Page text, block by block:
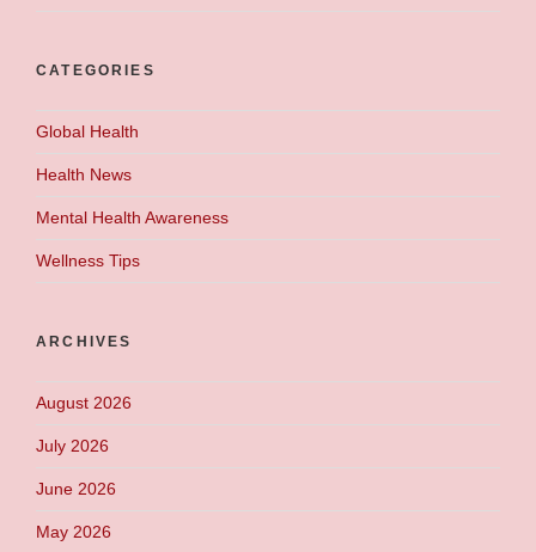
CATEGORIES
Global Health
Health News
Mental Health Awareness
Wellness Tips
ARCHIVES
August 2026
July 2026
June 2026
May 2026